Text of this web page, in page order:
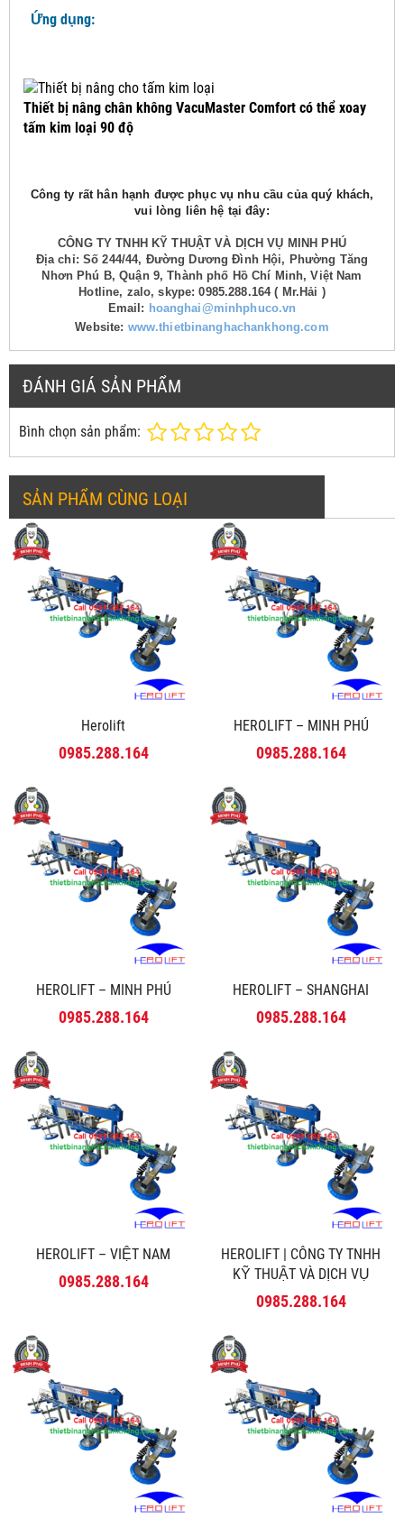
Ứng dụng:
Thiết bị nâng chân không VacuMaster Comfort có thể xoay
tấm kim loại 90 độ
Công ty rất hân hạnh được phục vụ nhu cầu của quý khách,
vui lòng liên hệ tại đây:
CÔNG TY TNHH KỸ THUẬT VÀ DỊCH VỤ MINH PHÚ
Địa chỉ: Số 244/44, Đường Dương Đình Hội, Phường Tăng
Nhơn Phú B, Quận 9, Thành phố Hồ Chí Minh, Việt Nam
Hotline, zalo, skype: 0985.288.164 ( Mr.Hải )
Email: hoanghai@minhphuco.vn
Website: www.thietbinanghachankhong.com
ĐÁNH GIÁ SẢN PHẨM
Bình chọn sản phẩm:
SẢN PHẨM CÙNG LOẠI
Herolift
0985.288.164
HEROLIFT – MINH PHÚ
0985.288.164
HEROLIFT – MINH PHÚ
0985.288.164
HEROLIFT – SHANGHAI
0985.288.164
HEROLIFT – VIỆT NAM
0985.288.164
HEROLIFT | CÔNG TY TNHH
KỸ THUẬT VÀ DỊCH VỤ
MINH PHÚ
0985.288.164